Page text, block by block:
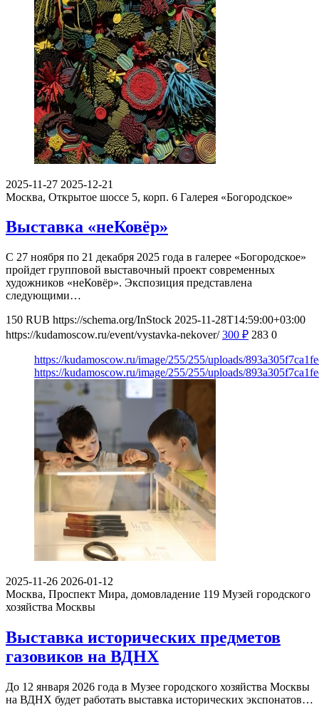
2025-11-27 2025-12-21
Москва, Открытое шоссе 5, корп. 6 Галерея «Богородское»
Выставка «неКовёр»
С 27 ноября по 21 декабря 2025 года в галерее «Богородское»
пройдет групповой выставочный проект современных
художников «неКовёр». Экспозиция представлена
следующими…
150 RUB https://schema.org/InStock 2025-11-28T14:59:00+03:00
https://kudamoscow.ru/event/vystavka-nekover/ 300 ₽ 283 0
https://kudamoscow.ru/image/255/255/uploads/
https://kudamoscow.ru/image/255/255/uploads/
2025-11-26 2026-01-12
Москва, Проспект Мира, домовладение 119 Музей городского
хозяйства Москвы
Выставка исторических предметов
газовиков на ВДНХ
До 12 января 2026 года в Музее городского хозяйства Москвы
на ВДНХ будет работать выставка исторических экспонатов…